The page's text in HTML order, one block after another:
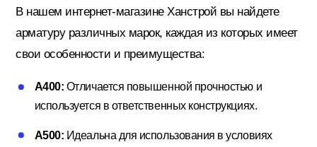
В нашем интернет-магазине Ханстрой вы найдете
арматуру различных марок, каждая из которых имеет
свои особенности и преимущества:
A400: Отличается повышенной прочностью и
используется в ответственных конструкциях.
A500: Идеальна для использования в условиях